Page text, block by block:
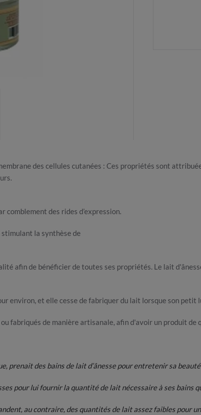
des cellules cutanées : Ces propriétés sont
des rides d’expression.
la synthèse de
afin de bénéficier de toutes ses propriétés. Le lait
environ, et elle cesse de fabriquer du lait lorsque son petit
fabriqués de manière artisanale, afin d'avoir un produit
prenait des bains de lait d’ânesse pour entretenir sa
pour lui fournir la quantité de lait nécessaire à ses bains
au contraire, des quantités de lait assez faibles pour